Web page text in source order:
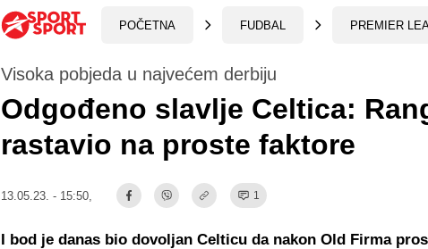
POČETNA FUDBAL PREMIER
Visoka pobjeda u najvećem derbiju
Odgođeno slavlje Celtica:
rastavio na proste faktore
13.05.23. - 15:50, 1
I bod je danas bio dovoljan Celticu da nakon Old Firma